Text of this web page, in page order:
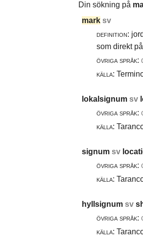
Din sökning på
mark sv
definition:
som direkt
övriga språk:
källa:
lokalsignum sv
övriga språk:
källa:
signum sv
övriga språk:
källa:
hyllsignum sv
övriga språk:
källa: